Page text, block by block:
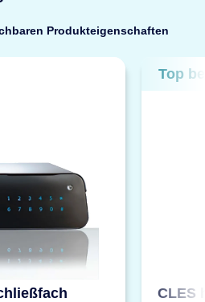
Produkteigenschaften
Top
CLES